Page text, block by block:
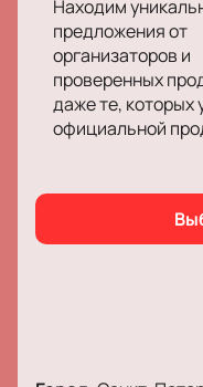
Как
«Когда я
онлайн?
Купите билеты на
Выберите
Оплатите
Стоимость зависит
Уточните цену
комфортного
Находим
предложения от
организаторов и
проверенных
даже те, которых
официальной